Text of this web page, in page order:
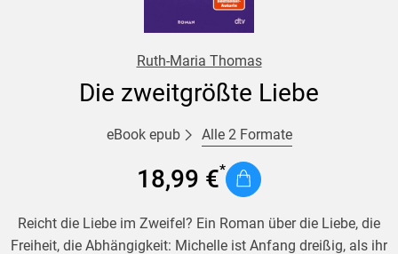
bricht mit verheerender Macht in den Alltag, am Ende steht
eine Katastrophe - und das alles zum Schlager-Oldie
Ruth-Maria Thomas
Die zweitgrößte Liebe
eBook epub Alle 2 Formate
18,99 €
Reicht die Liebe im Zweifel? Ein Roman über die Liebe, die
Freiheit, die Abhängigkeit: Michelle ist Anfang dreißig, als ihr